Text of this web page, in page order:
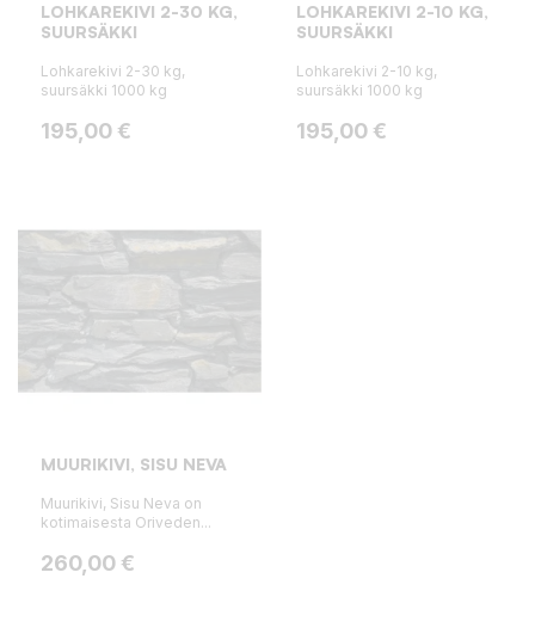
LOHKAREKIVI 2-30 KG,
SUURSÄKKI
Lohkarekivi 2-30 kg,
suursäkki 1000 kg
Hinta
195,00 €
LOHKAREKIVI 2-10 KG,
SUURSÄKKI
Lohkarekivi 2-10 kg,
suursäkki 1000 kg
Hinta
195,00 €
MUURIKIVI, SISU NEVA
Muurikivi, Sisu Neva on
kotimaisesta Oriveden...
Hinta
260,00 €